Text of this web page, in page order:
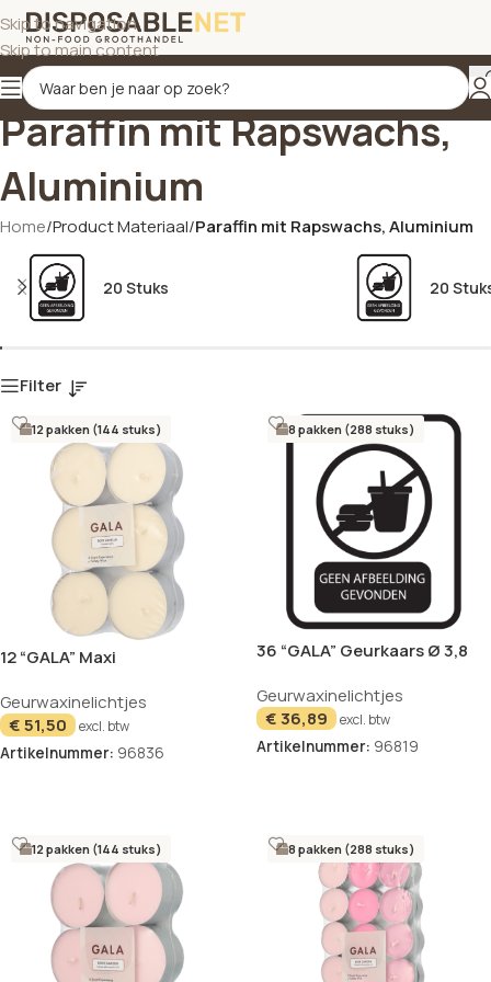
Skip to navigation
Skip to main content
Paraffin mit Rapswachs,
Aluminium
Home/Product Materiaal/Paraffin mit Rapswachs, Aluminium
20 Stuks 20
Filter
12 pakken (144 stuks)
12 “GALA” Maxi
mm creme – Soft Vanilla
Geurwaxinelichtjes
€51,50 excl. btw
Artikelnummer: 96836
8 pakken (288 stuks)
36 “GALA” Geurkaars Ø 3,8
Dreams “Ton in Ton”
Geurwaxinelichtjes
€36,89 excl. btw
Artikelnummer: 96819
12 pakken (144 stuks) 8 pakken (288 stuks)